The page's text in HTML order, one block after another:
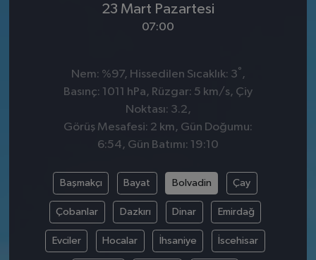
23 Mart Pazartesi
07:00
Nem: %97, Hissedilen Sıcaklık: 3° ,
Basınç: 1011 hPa, Rüzgar: 5 km/s, Çiy
Noktası: 3.2,
Görüş Mesafesi: 2 km, Gün Doğumu:
6:54, Gün Batımı: 19:10
Başmakçı Bayat Bolvadin Çay
Çobanlar Dazkırı Dinar Emirdağ
Evciler Hocalar İhsaniye İscehisar